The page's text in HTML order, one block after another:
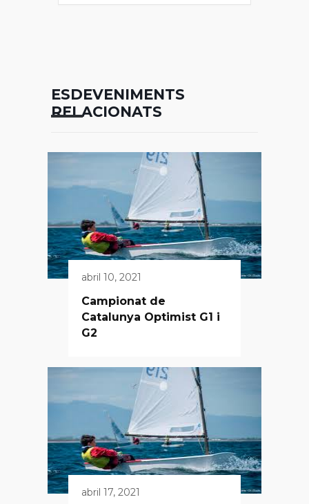
ESDEVENIMENTS
RELACIONATS
abril 10, 2021
Campionat de
Catalunya Optimist G1 i
G2
abril 17, 2021